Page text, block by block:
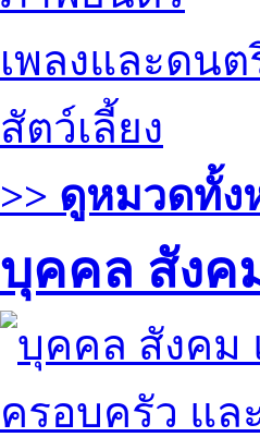
เพลงและดนต
สัตว์เลี้ยง
>> ดูหมวดทั้ง
บุคคล สังค
ครอบครัว แล